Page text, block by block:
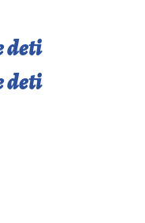
deti
deti